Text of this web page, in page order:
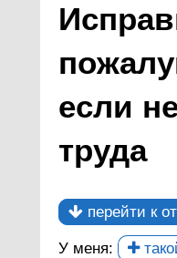
если
труда
перейти к
У меня: